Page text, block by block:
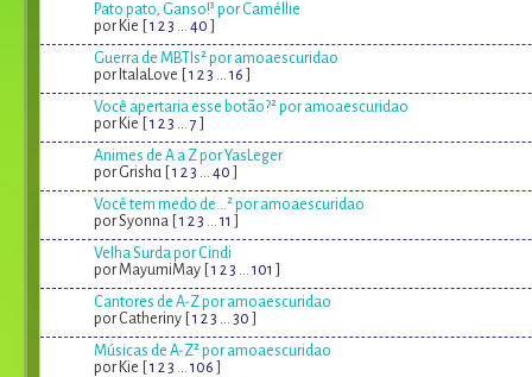
Pato pato, Ganso!³ por Caméllie
por Kie [ 1 23 ... 40
Guerra de MBTIs² por amoaescuridao
por ItalaLove [ 1 23 ... 16
Você apertaria esse botão?² por amoaescuridao
por Kie [ 1 23 ... 7
Animes de A a Z por YasLeger
por Grishɑ [ 1 23 ... 40
Você tem medo de...² por amoaescuridao
por Syonna [ 1 23 ... 11
Velha Surda por Cindi
por MayumiMay [ 1 23 ... 101
Cantores de A-Z por amoaescuridao
por Catheriny [ 1 23 ... 30
Músicas de A-Z² por amoaescuridao
por Kie [ 1 23 ... 106